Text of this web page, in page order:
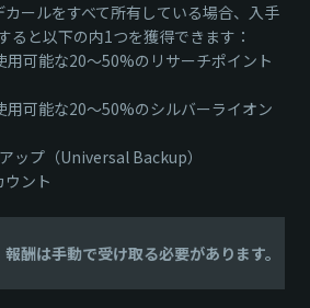
ールをすべて所有している場合、入手
ると以下の内1つを獲得できます：
用可能な20～50%のリサーチポイント
用可能な20～50%のシルバーライオン
ップ（Universal Backup）
ウント
酬は手動で受け取る必要があります。